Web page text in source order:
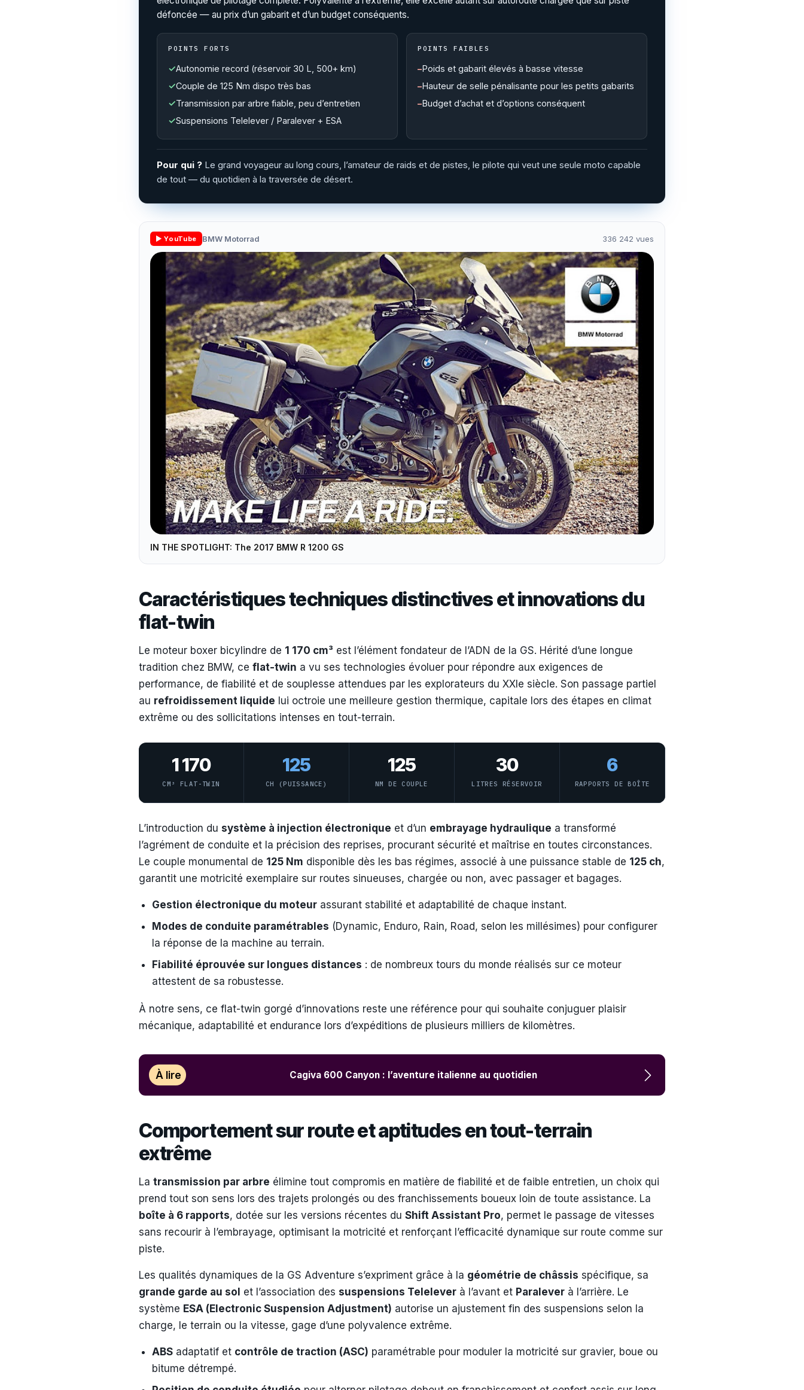
défoncée — au prix d’un gabarit et d’un budget conséquents.
POINTS FORTS
Autonomie record (réservoir 30 L, 500+ km)
Couple de 125 Nm dispo très bas
Transmission par arbre fiable, peu d’entretien
Suspensions Telelever / Paralever + ESA
POINTS FAIBLES
Poids et gabarit élevés à basse vitesse
Hauteur de selle pénalisante pour les petits gabarits
Budget d’achat et d’options conséquent
Pour qui ? Le grand voyageur au long cours, l’amateur de raids et de pistes, le pilote qui veut une seule moto capable
de tout — du quotidien à la traversée de désert.
▶ YouTube BMW Motorrad 336 242 vues
▶
IN THE SPOTLIGHT: The 2017 BMW R 1200 GS
Caractéristiques techniques distinctives et innovations du
flat-twin
Le moteur boxer bicylindre de 1 170 cm³ est l’élément fondateur de l’ADN de la GS. Hérité d’une longue
tradition chez BMW, ce flat-twin a vu ses technologies évoluer pour répondre aux exigences de
performance, de fiabilité et de souplesse attendues par les explorateurs du XXIe siècle. Son passage partiel
au refroidissement liquide lui octroie une meilleure gestion thermique, capitale lors des étapes en climat
extrême ou des sollicitations intenses en tout-terrain.
1 170
CM³ FLAT-TWIN
125
CH (PUISSANCE)
125
NM DE COUPLE
30
LITRES RÉSERVOIR
6
RAPPORTS DE BOÎTE
L’introduction du système à injection électronique et d’un embrayage hydraulique a transformé
l’agrément de conduite et la précision des reprises, procurant sécurité et maîtrise en toutes circonstances.
Le couple monumental de 125 Nm disponible dès les bas régimes, associé à une puissance stable de 125 ch,
garantit une motricité exemplaire sur routes sinueuses, chargée ou non, avec passager et bagages.
Gestion électronique du moteur assurant stabilité et adaptabilité de chaque instant.
Modes de conduite paramétrables (Dynamic, Enduro, Rain, Road, selon les millésimes) pour configurer
la réponse de la machine au terrain.
Fiabilité éprouvée sur longues distances : de nombreux tours du monde réalisés sur ce moteur
attestent de sa robustesse.
À notre sens, ce flat-twin gorgé d’innovations reste une référence pour qui souhaite conjuguer plaisir
mécanique, adaptabilité et endurance lors d’expéditions de plusieurs milliers de kilomètres.
À lire Cagiva 600 Canyon : l’aventure italienne au quotidien
Comportement sur route et aptitudes en tout-terrain
extrême
La transmission par arbre élimine tout compromis en matière de fiabilité et de faible entretien, un choix qui
prend tout son sens lors des trajets prolongés ou des franchissements boueux loin de toute assistance. La
boîte à 6 rapports, dotée sur les versions récentes du Shift Assistant Pro, permet le passage de vitesses
sans recourir à l’embrayage, optimisant la motricité et renforçant l’efficacité dynamique sur route comme sur
piste.
Les qualités dynamiques de la GS Adventure s’expriment grâce à la géométrie de châssis spécifique, sa
grande garde au sol et l’association des suspensions Telelever à l’avant et Paralever à l’arrière. Le
système ESA (Electronic Suspension Adjustment) autorise un ajustement fin des suspensions selon la
charge, le terrain ou la vitesse, gage d’une polyvalence extrême.
ABS adaptatif et contrôle de traction (ASC) paramétrable pour moduler la motricité sur gravier, boue ou
bitume détrempé.